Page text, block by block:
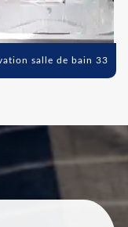
salle de bain 33